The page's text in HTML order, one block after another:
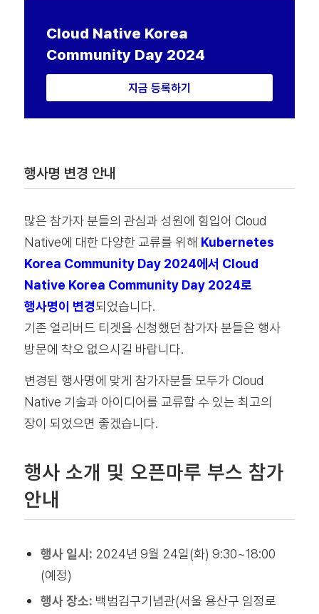
Cloud Native Korea
Community Day 2024
지금 등록하기
행사명 변경 안내
많은 참가자 분들의 관심과 성원에 힘입어 Cloud
Native에 대한 다양한 교류를 위해 Kubernetes
Korea Community Day 2024에서 Cloud
Native Korea Community Day 2024로
행사명이 변경되었습니다.
기존 얼리버드 티겟을 신청했던 참가자 분들은 행사
방문에 착오 없으시길 바랍니다.
변경된 행사명에 맞게 참가자분들 모두가 Cloud
Native 기술과 아이디어를 교류할 수 있는 최고의
장이 되었으면 좋겠습니다.
행사 소개 및 오픈마루 부스 참가
안내
행사 일시: 2024년 9월 24일(화) 9:30~18:00
(예정)
행사 장소: 백범김구기념관(서울 용산구 임정로